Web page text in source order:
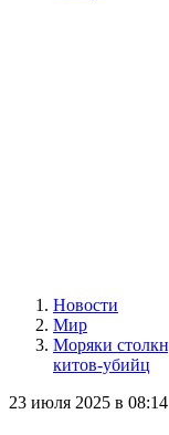
Новости
Мир
Моряки
китов-убийц
23 июля 2025 в 08:14